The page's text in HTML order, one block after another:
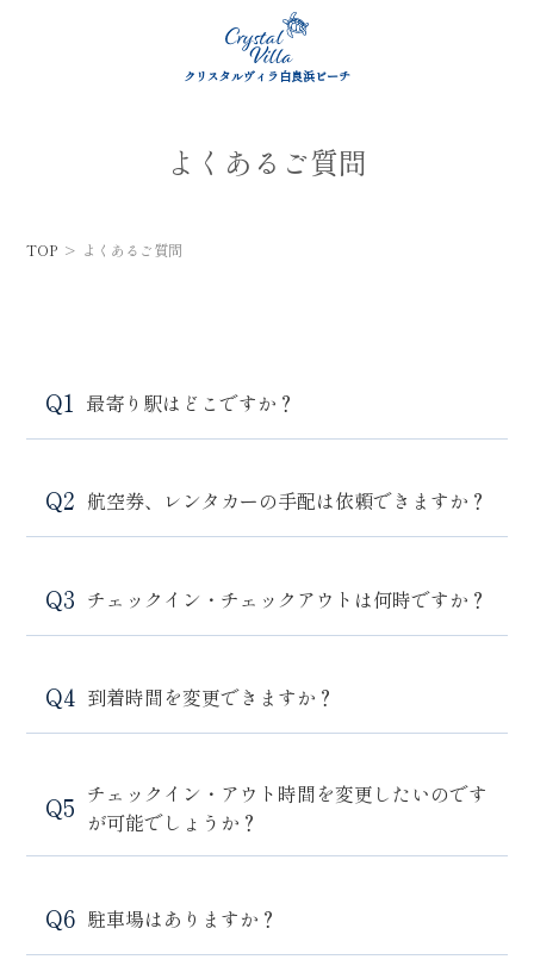
クリスタルヴィラ白良浜ビーチ
よくあるご質問
TOP よくあるご質問
最寄り駅はどこですか？
航空券、レンタカーの手配は依頼できますか？
チェックイン・チェックアウトは何時ですか？
到着時間を変更できますか？
チェックイン・アウト時間を変更したいのです
が可能でしょうか？
駐車場はありますか？